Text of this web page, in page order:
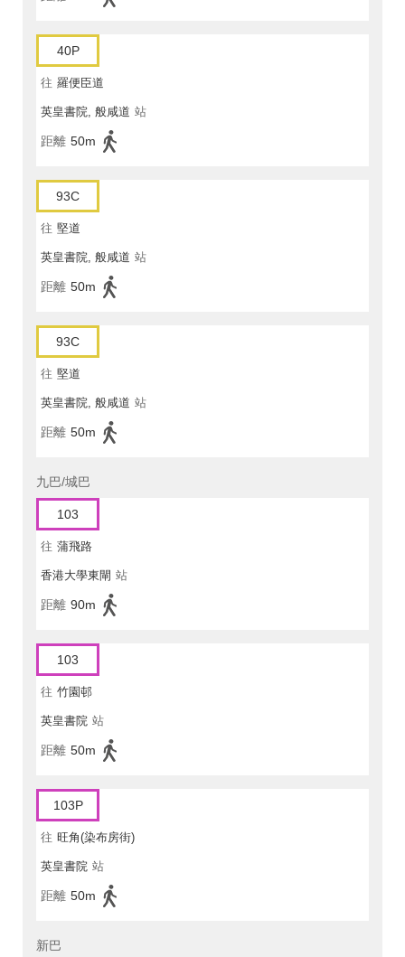
40P
往 羅便臣道
英皇書院, 般咸道 站
距離 50m
93C
往 堅道
英皇書院, 般咸道 站
距離 50m
93C
往 堅道
英皇書院, 般咸道 站
距離 50m
九巴/城巴
103
往 蒲飛路
香港大學東閘 站
距離 90m
103
往 竹園邨
英皇書院 站
距離 50m
103P
往 旺角(染布房街)
英皇書院 站
距離 50m
新巴